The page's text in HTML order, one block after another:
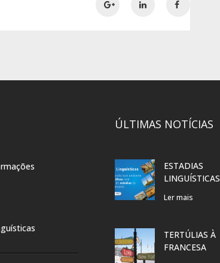
ÚLTIMAS NOTÍCIAS
ESTADIAS
LINGUÍSTICAS
Ler mais
TERTÚLIAS À
FRANCESA